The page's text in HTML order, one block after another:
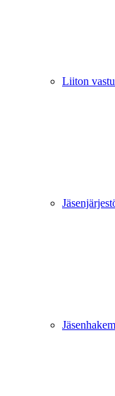
Liiton